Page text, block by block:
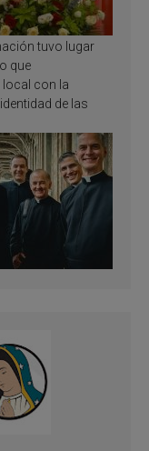
tuvo lugar
que
local con la
de las